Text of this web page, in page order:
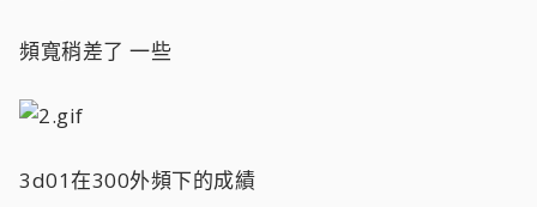
頻寬稍差了 一些
3d01在300外頻下的成績